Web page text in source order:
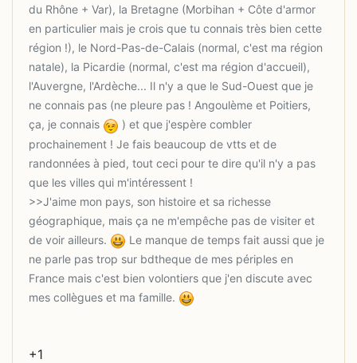
du Rhône + Var), la Bretagne (Morbihan + Côte d'armor
en particulier mais je crois que tu connais très bien cette
région !), le Nord-Pas-de-Calais (normal, c'est ma région
natale), la Picardie (normal, c'est ma région d'accueil),
l'Auvergne, l'Ardèche... Il n'y a que le Sud-Ouest que je
ne connais pas (ne pleure pas ! Angoulème et Poitiers,
ça, je connais
) et que j'espère combler
prochainement ! Je fais beaucoup de vtts et de
randonnées à pied, tout ceci pour te dire qu'il n'y a pas
>>J'aime mon pays, son histoire et sa richesse
géographique, mais ça ne m'empêche pas de visiter et
de voir ailleurs.
Le manque de temps fait aussi que je
ne parle pas trop sur bdtheque de mes périples en
France mais c'est bien volontiers que j'en discute avec
mes collègues et ma famille.
+1